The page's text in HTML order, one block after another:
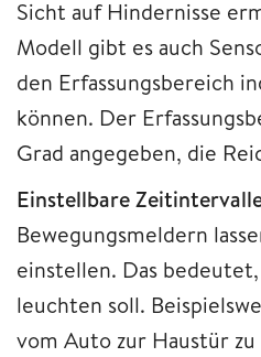
Sicht auf Hindernisse
Modell gibt es auch
den Erfassungsbereich
können. Der
Grad angegeben, die
Einstellbare
Bewegungsmeldern
einstellen. Das
leuchten soll.
vom Auto zur Haustür